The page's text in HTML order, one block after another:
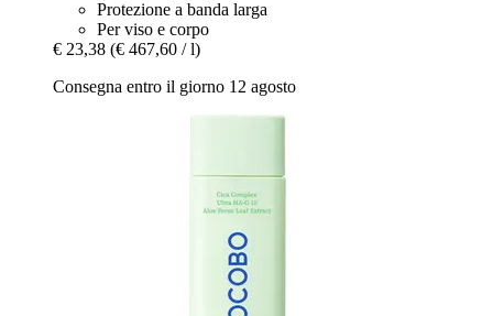
Protezione a banda larga
Per viso e corpo
€ 23,38 (€ 467,60 / l)
Consegna entro il giorno 12 agosto